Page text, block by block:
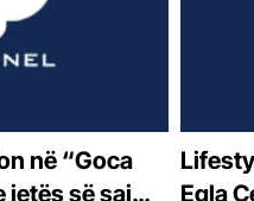
jetës së saj
Lifestyle “Do bëj kallëzim
Egla